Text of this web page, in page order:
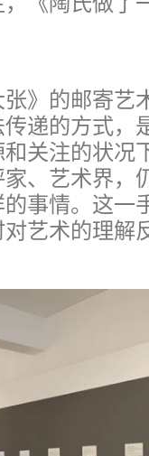
张》的邮寄
递的方式，
关注的状况
、艺术界，
事情。这一
艺术的理解